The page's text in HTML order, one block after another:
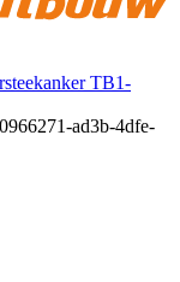
TB1-